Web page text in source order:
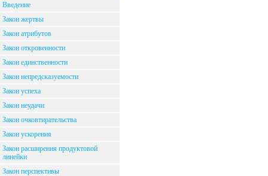
Введение
Закон жертвы
Закон атрибутов
Закон откровенности
Закон единственности
Закон непредсказуемости
Закон успеха
Закон неудачи
Закон очковтирательства
Закон ускорения
Закон расширения продуктовой
линейки
Закон перспективы